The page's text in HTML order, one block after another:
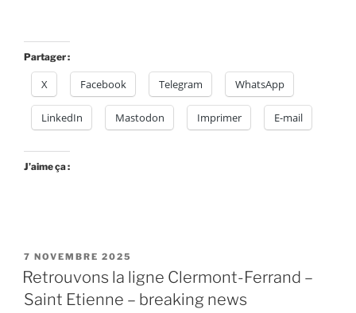
Partager :
X Facebook Telegram WhatsApp
LinkedIn Mastodon Imprimer E-mail
J’aime ça :
PUBLIÉ
LE
7 NOVEMBRE 2025
Retrouvons la ligne Clermont-Ferrand –
Saint Etienne – breaking news